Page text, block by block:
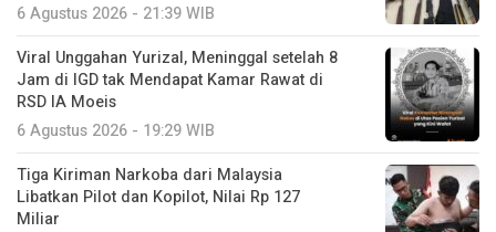
6 Agustus 2026 - 21:39 WIB
Viral Unggahan Yurizal, Meninggal setelah 8
Jam di IGD tak Mendapat Kamar Rawat di
RSD IA Moeis
6 Agustus 2026 - 19:29 WIB
Tiga Kiriman Narkoba dari Malaysia
Libatkan Pilot dan Kopilot, Nilai Rp 127
Miliar